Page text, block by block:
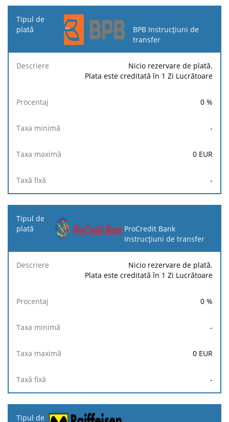
BPB Instrucțiuni de
transfer
Nicio rezervare de plată.
Plata este creditată în 1 Zi Lucrătoare
0 %
-
0 EUR
-
ProCredit Bank
Instrucțiuni de transfer
Nicio rezervare de plată.
Plata este creditată în 1 Zi Lucrătoare
0 %
-
0 EUR
-